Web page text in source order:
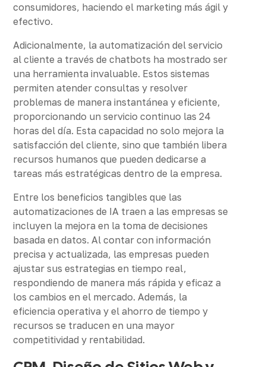
consumidores, haciendo el marketing más ágil y
efectivo.
Adicionalmente, la automatización del servicio
al cliente a través de chatbots ha mostrado ser
una herramienta invaluable. Estos sistemas
permiten atender consultas y resolver
problemas de manera instantánea y eficiente,
proporcionando un servicio continuo las 24
horas del día. Esta capacidad no solo mejora la
satisfacción del cliente, sino que también libera
recursos humanos que pueden dedicarse a
tareas más estratégicas dentro de la empresa.
Entre los beneficios tangibles que las
automatizaciones de IA traen a las empresas se
incluyen la mejora en la toma de decisiones
basada en datos. Al contar con información
precisa y actualizada, las empresas pueden
ajustar sus estrategias en tiempo real,
respondiendo de manera más rápida y eficaz a
los cambios en el mercado. Además, la
eficiencia operativa y el ahorro de tiempo y
recursos se traducen en una mayor
competitividad y rentabilidad.